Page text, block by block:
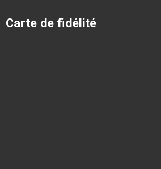
Carte de fidélité